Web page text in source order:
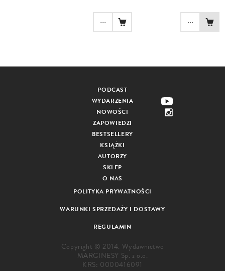
... ...
PODCAST
WYDARZENIA
NOWOŚCI
ZAPOWIEDZI
BESTSELLERY
KSIĄŻKI
AUTORZY
SKLEP
O NAS
POLITYKA PRYWATNOŚCI
WARUNKI SPRZEDAŻY I DOSTAWY
REGULAMIN
Copyright © 2014. Wydawnictwo
MARGINESY Sp. z o.o.
KRS: 0000416091